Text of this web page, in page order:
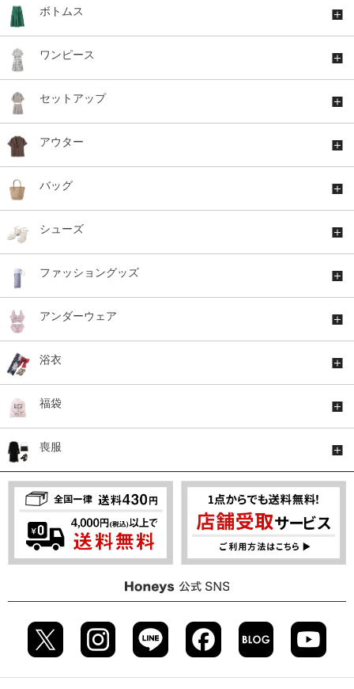
ボトムス
ワンピース
セットアップ
アウター
バッグ
シューズ
ファッショングッズ
アンダーウェア
浴衣
福袋
喪服